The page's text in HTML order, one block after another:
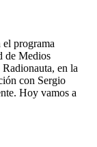
programa
de Medios
en la
con Sergio
Hoy vamos a